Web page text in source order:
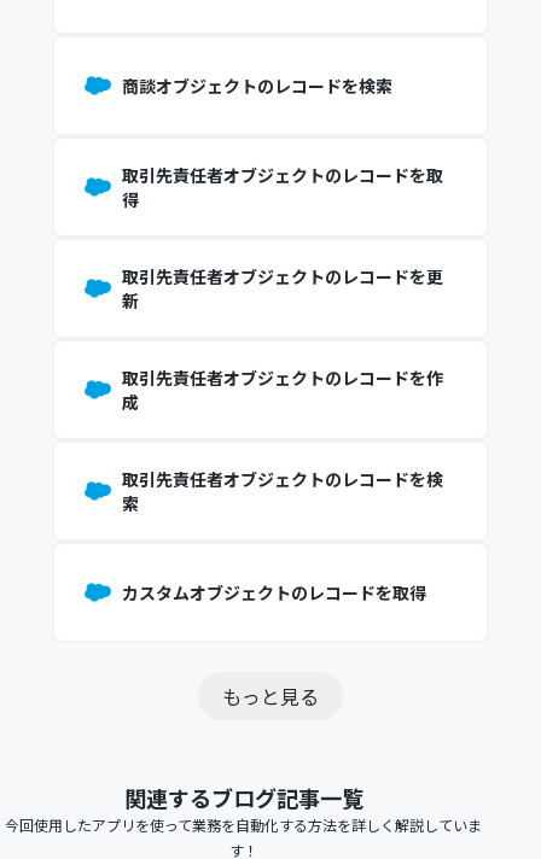
商談オブジェクトのレコードを検索
取引先責任者オブジェクトのレコードを取
得
取引先責任者オブジェクトのレコードを更
新
取引先責任者オブジェクトのレコードを作
成
取引先責任者オブジェクトのレコードを検
索
カスタムオブジェクトのレコードを取得
もっと見る
関連するブログ記事一覧
今回使用したアプリを使って業務を自動化する方法を詳しく解説していま
す！